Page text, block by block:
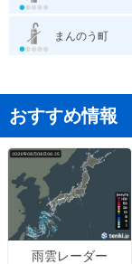
まんのう町
おすすめ情報
雨雲レーダー